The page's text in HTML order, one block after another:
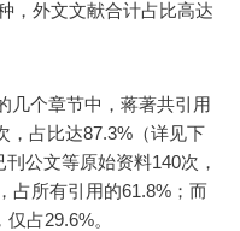
，外文文献合计占比高达
几个章节中，蒋著共引用
，占比达87.3%（详见下
公文等原始资料140次，
占所有引用的61.8%；而
占29.6%。